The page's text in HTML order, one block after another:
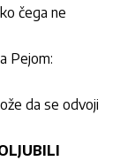
čega ne
Pejom:
da se odvoji